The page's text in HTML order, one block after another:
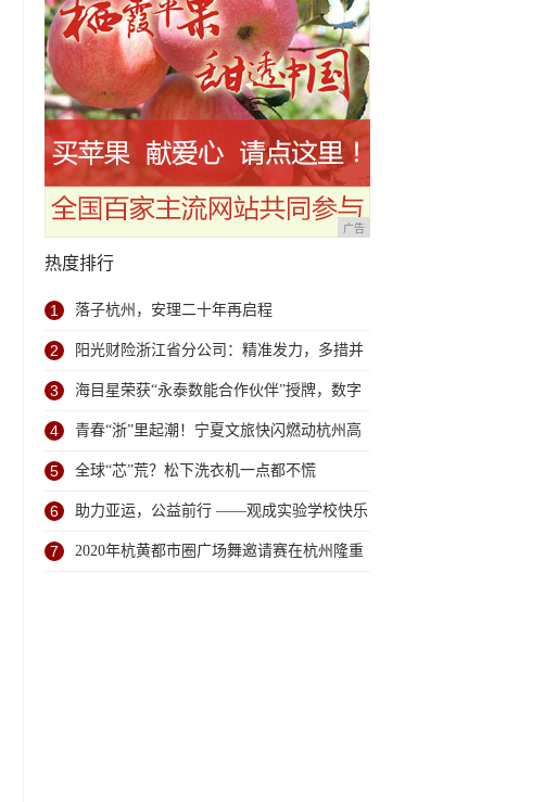
广告
热度排行
1 落子杭州，安理二十年再启程
2 阳光财险浙江省分公司：精准发力，多措并
举，扎实书写普惠金融大文章
3 海目星荣获“永泰数能合作伙伴”授牌，数字
化工厂解决方案再获厂商重量级认证
4 青春“浙”里起潮！宁夏文旅快闪燃动杭州高
校
5 全球“芯”荒？松下洗衣机一点都不慌
6 助力亚运，公益前行 ——观成实验学校快乐
蝴蝶队公益活动
7 2020年杭黄都市圈广场舞邀请赛在杭州隆重